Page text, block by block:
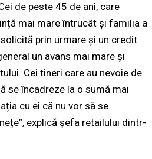
de peste 45 de ani, care
mai mare întrucât și familia a
prin urmare și un credit
un avans mai mare și
Cei tineri care au nevoie de
se încadreze la o sumă mai
cu ei că nu vor să se
explică șefa retailului dintr-